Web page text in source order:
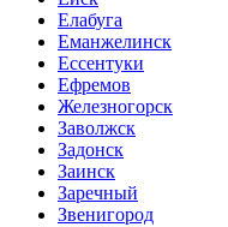
Елабуга
Еманжелинск
Ессентуки
Ефремов
Железногорск
Заволжск
Задонск
Заинск
Заречный
Звенигород